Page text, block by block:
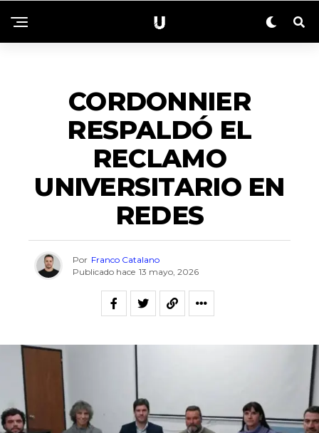
CORDONNIER
RESPALDÓ EL
RECLAMO
UNIVERSITARIO EN
REDES
Por Franco Catalano
Publicado hace 13 mayo, 2026